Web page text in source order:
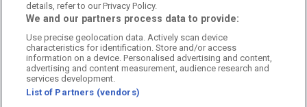
Personuppgiftspolicy
Cookiepolicy
Arkiv
details, refer to our Privacy Policy.
We and our partners process data to provide:
Use precise geolocation data. Actively scan device
characteristics for identification. Store and/or access
information on a device. Personalised advertising and content,
advertising and content measurement, audience research and
services development.
List of Partners (vendors)